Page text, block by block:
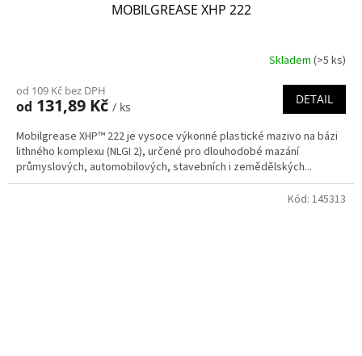
MOBILGREASE XHP 222
Skladem (>5 ks)
od 109 Kč bez DPH
od 131,89 Kč / ks
DETAIL
Mobilgrease XHP™ 222 je vysoce výkonné plastické mazivo na bázi
lithného komplexu (NLGI 2), určené pro dlouhodobé mazání
průmyslových, automobilových, stavebních i zemědělských...
Kód: 145313